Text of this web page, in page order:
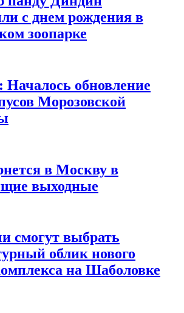
с днем рождения в
зоопарке
Началось обновление
Морозовской
в Москву в
выходные
смогут выбрать
облик нового
на Шаболовке